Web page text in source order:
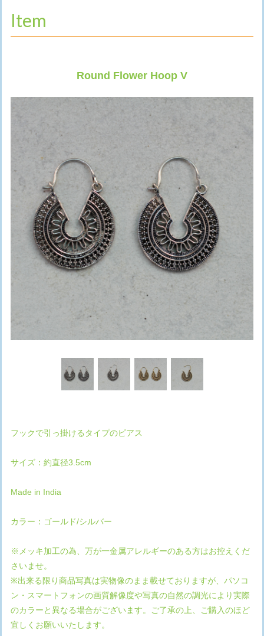
Item
Round Flower Hoop V
フックで引っ掛けるタイプのピアス
サイズ：約直径3.5cm
Made in India
カラー：ゴールド/シルバー
※メッキ加工の為、万が一金属アレルギーのある方はお控えくだ
さいませ。
※出来る限り商品写真は実物像のまま載せておりますが、パソコ
ン・スマートフォンの画質解像度や写真の自然の調光により実際
のカラーと異なる場合がございます。ご了承の上、ご購入のほど
宜しくお願いいたします。